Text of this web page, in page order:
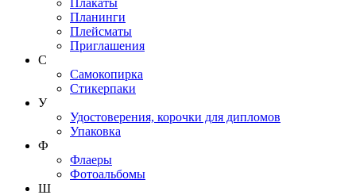
Плакаты
Планинги
Плейсматы
Приглашения
С
Самокопирка
Стикерпаки
У
Удостоверения, корочки для дипломов
Упаковка
Ф
Флаеры
Фотоальбомы
Ш